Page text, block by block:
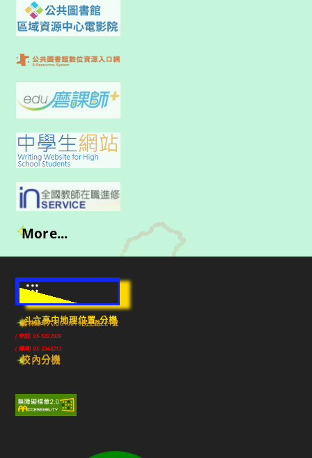
More...
:::
斗六高中地理位置-分機
雲林縣斗六市640010民生路224號
(市話) 05-5322039
(傳真) 05-5348213
校內分機